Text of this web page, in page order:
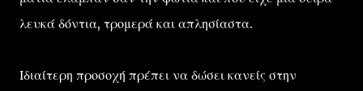
λευκά δόντια, τρομερά και απλησίαστα.
Ιδιαίτερη προσοχή πρέπει να δώσει κανείς στην